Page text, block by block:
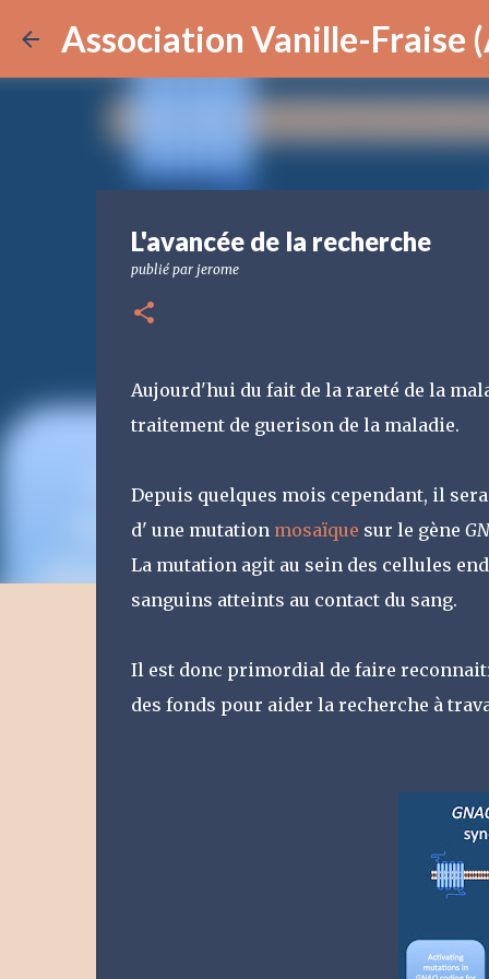
Association Vanille-Fraise
L'avancée de la recherche
publié par jerome
Aujourd'hui du fait de la rareté de la
traitement de guerison de la maladie.
Depuis quelques mois cependant, il
d' une mutation mosaïque sur le gène
La mutation agit au sein des cellules
sanguins atteints au contact du sang.
Il est donc primordial de faire
des fonds pour aider la recherche à